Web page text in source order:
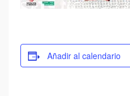
Añadir al calendario